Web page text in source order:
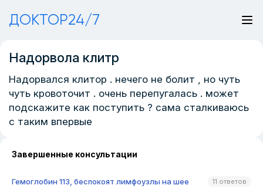
ДОКТОР24/7
Надорвола клитр
Надорвался клитор . нечего не болит , но чуть
чуть кровоточит . очень перепугалась . может
подскажите как поступить ? сама сталкиваюсь
с таким впервые
Завершенные консультации
Гемоглобин 113, беспокоят лимфоузлы на шее 11 ответов